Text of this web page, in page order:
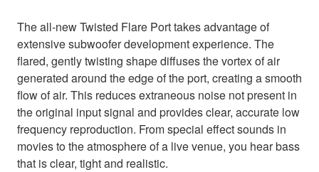
The all-new Twisted Flare Port takes advantage of
extensive subwoofer development experience. The
flared, gently twisting shape diffuses the vortex of air
generated around the edge of the port, creating a smooth
flow of air. This reduces extraneous noise not present in
the original input signal and provides clear, accurate low
frequency reproduction. From special effect sounds in
movies to the atmosphere of a live venue, you hear bass
that is clear, tight and realistic.